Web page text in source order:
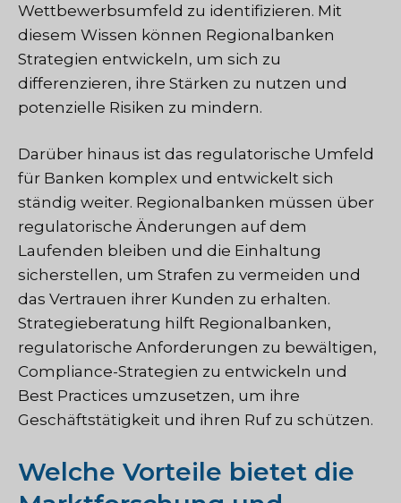
Wettbewerbsumfeld zu identifizieren. Mit
diesem Wissen können Regionalbanken
Strategien entwickeln, um sich zu
differenzieren, ihre Stärken zu nutzen und
potenzielle Risiken zu mindern.
Darüber hinaus ist das regulatorische Umfeld
für Banken komplex und entwickelt sich
ständig weiter. Regionalbanken müssen über
regulatorische Änderungen auf dem
Laufenden bleiben und die Einhaltung
sicherstellen, um Strafen zu vermeiden und
das Vertrauen ihrer Kunden zu erhalten.
Strategieberatung hilft Regionalbanken,
regulatorische Anforderungen zu bewältigen,
Compliance-Strategien zu entwickeln und
Best Practices umzusetzen, um ihre
Geschäftstätigkeit und ihren Ruf zu schützen.
Welche Vorteile bietet die